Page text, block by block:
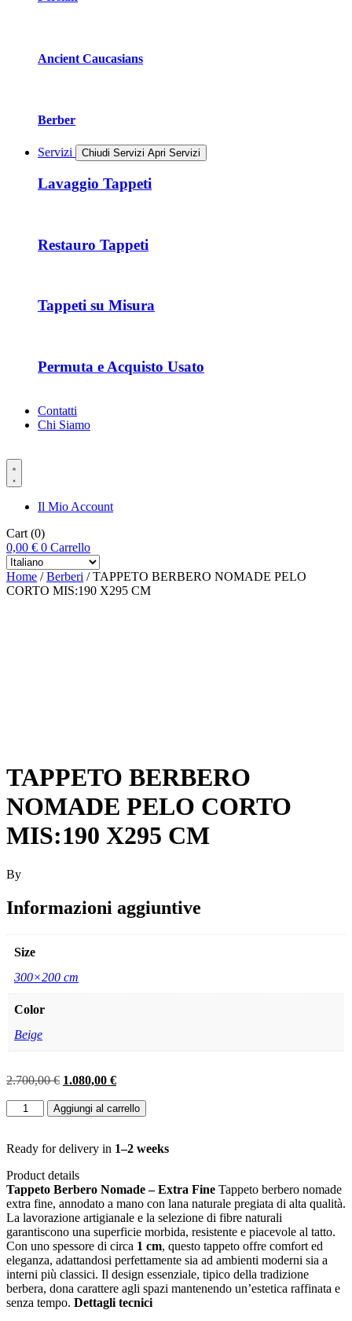
Ancient Caucasians
Berber
Servizi Chiudi Servizi Apri Servizi
Lavaggio Tappeti
Restauro Tappeti
Tappeti su Misura
Permuta e Acquisto Usato
Contatti
Chi Siamo
Il Mio Account
Cart (0)
0,00 € 0 Carrello
Home /Berberi / TAPPETO BERBERO NOMADE PELO
CORTO MIS:190 X295 CM
TAPPETO BERBERO
NOMADE PELO CORTO
MIS:190 X295 CM
By
Informazioni aggiuntive
Size
300×200 cm
Color
Beige
2.700,00€ Il
originale
1.080,00 €Il
attuale
TAPPETO
BERBERO
PELO
MIS:190
X295
CM
quantità
Aggiungi al carrello
Ready for delivery in 1–2 weeks
Product details
Tappeto Berbero Nomade – Extra Fine Tappeto berbero nomade
extra fine, annodato a mano con lana naturale pregiata di alta qualità.
La lavorazione artigianale e la selezione di fibre naturali
garantiscono una superficie morbida, resistente e piacevole al tatto.
Con uno spessore di circa 1 cm, questo tappeto offre comfort ed
eleganza, adattandosi perfettamente sia ad ambienti moderni sia a
interni più classici. Il design essenziale, tipico della tradizione
berbera, dona carattere agli spazi mantenendo un’estetica raffinata e
senza tempo. Dettagli tecnici